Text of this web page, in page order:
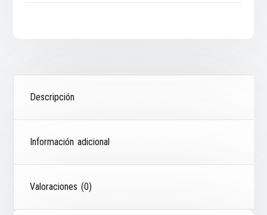
Descripción
Información adicional
Valoraciones (0)